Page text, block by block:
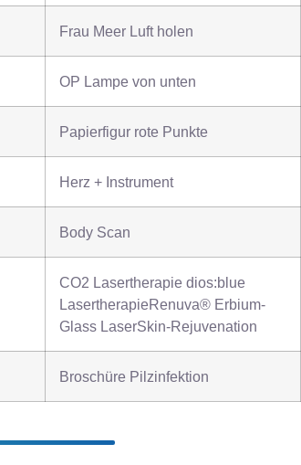
Frau Meer Luft holen
OP Lampe von unten
Papierfigur rote Punkte
Herz + Instrument
Body Scan
CO2 Lasertherapie dios:blue
LasertherapieRenuva® Erbium-
Glass LaserSkin-Rejuvenation
Broschüre Pilzinfektion